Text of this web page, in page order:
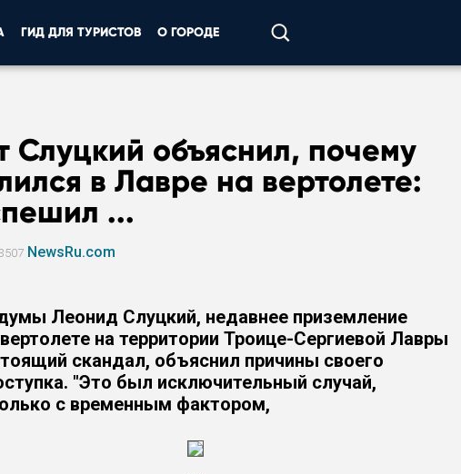
ГИД ДЛЯ ТУРИСТОВ О ГОРОДЕ
Слуцкий объяснил, почему
в Лавре на вертолете:
...
NewsRu.com
Леонид Слуцкий, недавнее приземление
на территории Троице-Сергиевой Лавры
скандал, объяснил причины своего
"Это был исключительный случай,
с временным фактором,